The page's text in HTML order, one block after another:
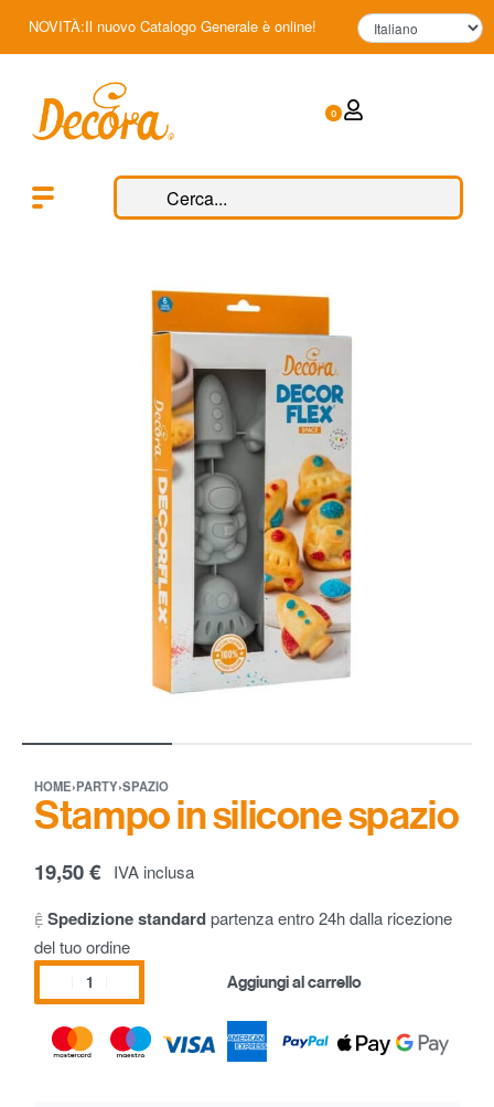
NOVITÀ:Il nuovo Catalogo Generale è online!
0
HOME›PARTY›SPAZIO
Stampo in silicone spazio
19,50€ IVA inclusa
Spedizione standardpartenza entro 24h dalla ricezione
del tuo ordine
Aggiungi al carrello